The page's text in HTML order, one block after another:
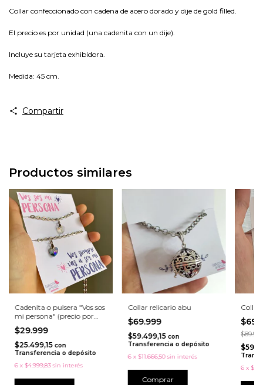
Collar confeccionado con cadena de acero dorado y dije de gold filled.
El precio es por unidad (una cadenita con un dije).
Incluye su tarjeta exhibidora.
Medida: 45 cm.
Compartir
Productos similares
Cadenita o pulsera "Vos sos
mi persona" (precio por
unidad)
$29.999
$25.499,15 con
Transferencia o depósito
6 x $4.999,83 sin interés
Collar relicario abu
$69.999
$59.499,15 con
Transferencia o depósito
6 x $11.666,50 sin interés
Collar
$89.999
6 x